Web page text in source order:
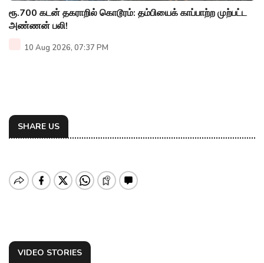
ரூ.700 கடன் தகராறில் கொடூரம்: தம்பியைக் காப்பாற்ற முற்பட்ட
அண்ணன் பலி!
10 Aug 2026, 07:37 PM
SHARE US
VIDEO STORIES